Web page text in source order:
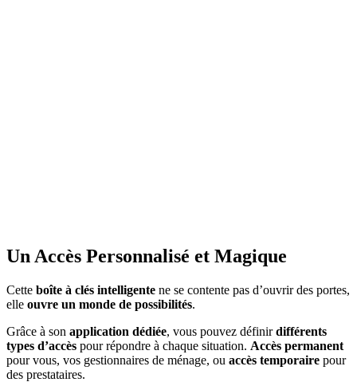
Un Accès Personnalisé et Magique
Cette boîte à clés intelligente ne se contente pas d’ouvrir des portes,
elle ouvre un monde de possibilités.
Grâce à son application dédiée, vous pouvez définirdifférents
types d’accès pour répondre à chaque situation. Accès permanent
pour vous, vos gestionnaires de ménage, ou accès temporaire pour
des prestataires.